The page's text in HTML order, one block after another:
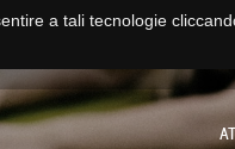
a tali tecnologie